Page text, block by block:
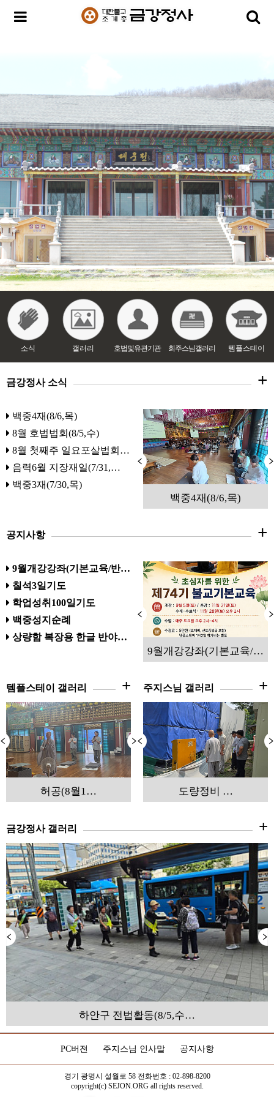
소식 갤러리 호법및유관기관 회주스님갤러리 템플스테이
금강정사 소식 +
백중4재(8/6,목)
8월 호법법회(8/5,수)
8월 첫째주 일요포살법회…
음력6월 지장재일(7/31,…
백중3재(7/30,목)
백중4재(8/6,목)
공지사항 +
9월개강강좌(기본교육/반…
칠석3일기도
학업성취100일기도
백중성지순례
상량함 복장용 한글 반야…
9월개강강좌(기본교육/…
템플스테이 갤러리 +
허공(8월1… 나눔템플스…
주지스님 갤러리 +
6월 사찰운… 도량정비 …
금강정사 갤러리 +
하안구 전법활동(8/5,수…
PC버젼 주지스님 인사말 공지사항
경기 광명시 설월로 58 전화번호 : 02-898-8200
copyright(c) SEJON.ORG all rights reserved.